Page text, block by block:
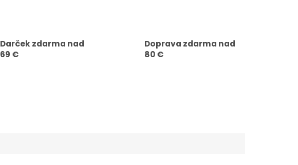
Darček zdarma nad
69 €
Doprava zdarma nad
80 €